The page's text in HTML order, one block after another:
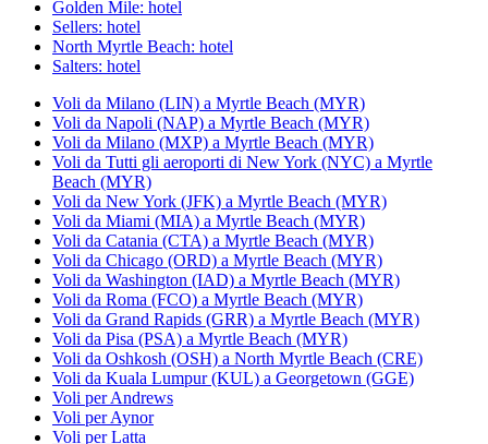
Golden Mile: hotel
Sellers: hotel
North Myrtle Beach: hotel
Salters: hotel
Voli da Milano (LIN) a Myrtle Beach (MYR)
Voli da Napoli (NAP) a Myrtle Beach (MYR)
Voli da Milano (MXP) a Myrtle Beach (MYR)
Voli da Tutti gli aeroporti di New York (NYC) a Myrtle
Beach (MYR)
Voli da New York (JFK) a Myrtle Beach (MYR)
Voli da Miami (MIA) a Myrtle Beach (MYR)
Voli da Catania (CTA) a Myrtle Beach (MYR)
Voli da Chicago (ORD) a Myrtle Beach (MYR)
Voli da Washington (IAD) a Myrtle Beach (MYR)
Voli da Roma (FCO) a Myrtle Beach (MYR)
Voli da Grand Rapids (GRR) a Myrtle Beach (MYR)
Voli da Pisa (PSA) a Myrtle Beach (MYR)
Voli da Oshkosh (OSH) a North Myrtle Beach (CRE)
Voli da Kuala Lumpur (KUL) a Georgetown (GGE)
Voli per Andrews
Voli per Aynor
Voli per Latta